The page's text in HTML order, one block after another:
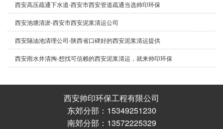
西安高压疏通下水道-西安市西安管道疏通当选帅印环保
西安池塘清淤-西安市西安泥浆清运公司
西安隔油池清理公司-陕西省口碑好的西安泥浆清运提供
西安雨水井清掏-想找可信赖的西安泥浆清运，就来帅印环保
西安帅印环保工程有限公司
东郊分部：15349251230
南郊分部：13572225329